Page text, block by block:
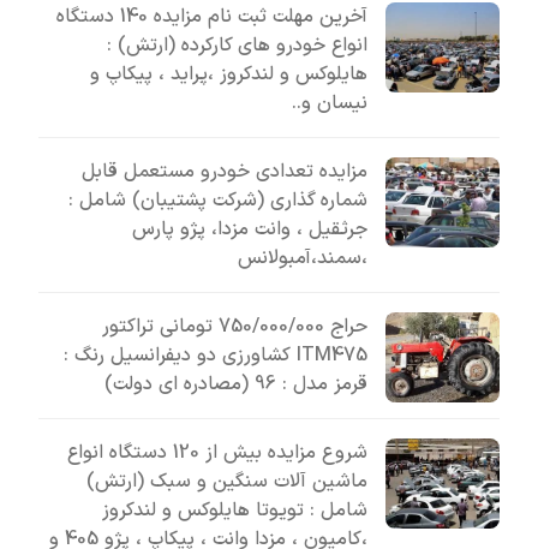
آخرین مهلت ثبت نام مزایده 140 دستگاه
انواع خودرو های کارکرده (ارتش) :
هایلوکس و لندکروز ،پراید ، پیکاپ و
نیسان و..
مزایده تعدادی خودرو مستعمل قابل
شماره گذاری (شرکت پشتیبان) شامل :
جرثقیل ، وانت مزدا، پژو پارس
،سمند،آمبولانس
حراج 750/000/000 تومانی تراکتور
ITM475 کشاورزی دو دیفرانسیل رنگ :
قرمز مدل : 96 (مصادره ای دولت)
شروع مزایده بیش از 120 دستگاه انواع
ماشین آلات سنگین و سبک (ارتش)
شامل : تویوتا هایلوکس و لندکروز
،کامیون ، مزدا وانت ، پیکاپ ، پژو 405 و